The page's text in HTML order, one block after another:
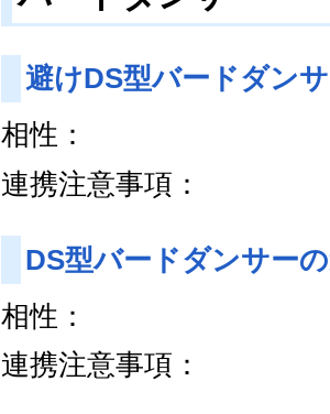
避けDS型バードダン
相性：
連携注意事項：
DS型バードダンサー
相性：
連携注意事項：